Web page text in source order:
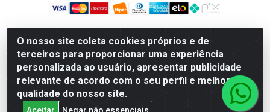
O nosso site coleta cookies próprios e de
terceiros para proporcionar uma experiência
personalizada ao usuário, apresentar publicidade
relevante de acordo com o seu perfil e melhorar a
qualidade do nosso site.
Aceitar Negar não essenciais
Rede Brasil - Avenida Universitária, nº 3860, Jardim das
Américas II Etapa - Anápolis/GO - CEP 75070-415 -
CNPJ 07.728.073/0002-24